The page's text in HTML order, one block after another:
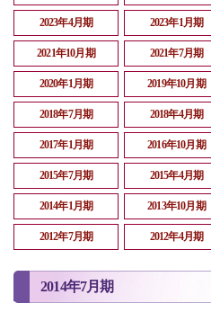
2023年4月期 2023年1月期
2021年10月期 2021年7月期
2020年1月期 2019年10月期
2018年7月期 2018年4月期
2017年1月期 2016年10月期
2015年7月期 2015年4月期
2014年1月期 2013年10月期
2012年7月期 2012年4月期
2014年7月期